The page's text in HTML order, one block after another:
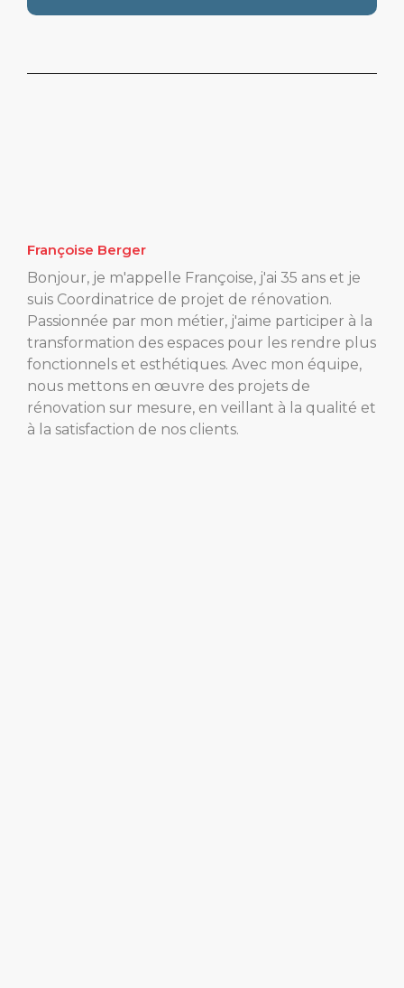
Françoise Berger
Bonjour, je m'appelle Françoise, j'ai 35 ans et je
suis Coordinatrice de projet de rénovation.
Passionnée par mon métier, j'aime participer à la
transformation des espaces pour les rendre plus
fonctionnels et esthétiques. Avec mon équipe,
nous mettons en œuvre des projets de
rénovation sur mesure, en veillant à la qualité et
à la satisfaction de nos clients.